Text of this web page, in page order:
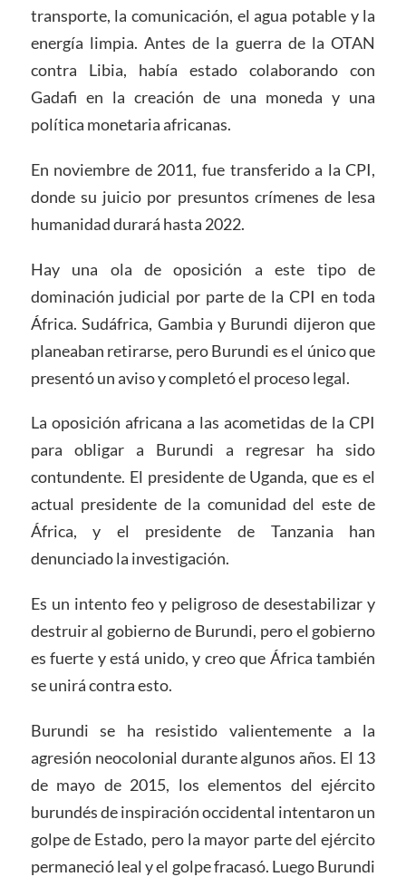
transporte, la comunicación, el agua potable y la
energía limpia. Antes de la guerra de la OTAN
contra Libia, había estado colaborando con
Gadafi en la creación de una moneda y una
política monetaria africanas.
En noviembre de 2011, fue transferido a la CPI,
donde su juicio por presuntos crímenes de lesa
humanidad durará hasta 2022.
Hay una ola de oposición a este tipo de
dominación judicial por parte de la CPI en toda
África. Sudáfrica, Gambia y Burundi dijeron que
planeaban retirarse, pero Burundi es el único que
presentó un aviso y completó el proceso legal.
La oposición africana a las acometidas de la CPI
para obligar a Burundi a regresar ha sido
contundente. El presidente de Uganda, que es el
actual presidente de la comunidad del este de
África, y el presidente de Tanzania han
denunciado la investigación.
Es un intento feo y peligroso de desestabilizar y
destruir al gobierno de Burundi, pero el gobierno
es fuerte y está unido, y creo que África también
se unirá contra esto.
Burundi se ha resistido valientemente a la
agresión neocolonial durante algunos años. El 13
de mayo de 2015, los elementos del ejército
burundés de inspiración occidental intentaron un
golpe de Estado, pero la mayor parte del ejército
permaneció leal y el golpe fracasó. Luego Burundi